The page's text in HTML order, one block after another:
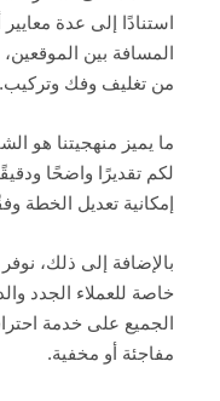
استنادًا إلى عدة
المسافة بين
من تغليف وفك وتركيب.
ما يميز منهجيتنا هو
لكم تقديرًا واضحًا
إمكانية تعديل الخطة
بالإضافة إلى ذلك،
خاصة للعملاء الجدد
الجميع على خدمة
مفاجئة أو مخفية.